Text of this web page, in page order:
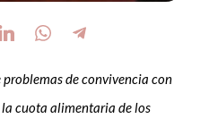
problemas de convivencia con
la cuota alimentaria de los